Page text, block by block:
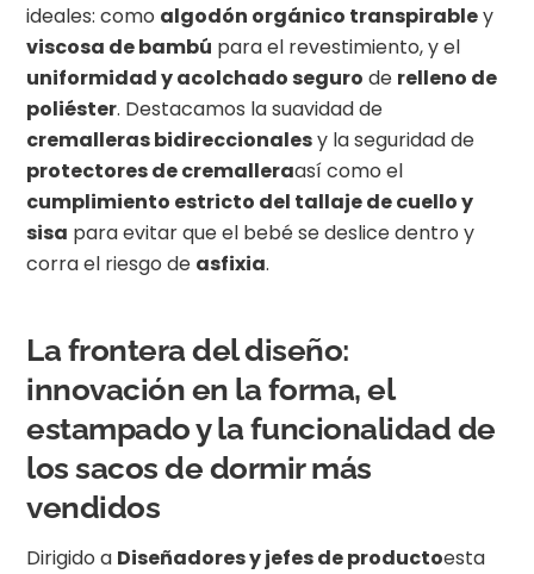
ideales: como algodón orgánico transpirabley
viscosa de bambú para el revestimiento, y el
uniformidad y acolchado seguro de relleno de
poliéster. Destacamos la suavidad de
cremalleras bidireccionalesy la seguridad de
protectores de cremalleraasí como el
cumplimiento estricto del tallaje de cuello y
sisa para evitar que el bebé se deslice dentro y
corra el riesgo de asfixia.
La frontera del diseño:
innovación en la forma, el
estampado y la funcionalidad de
los sacos de dormir más
vendidos
Dirigido a Diseñadores y jefes de productoesta